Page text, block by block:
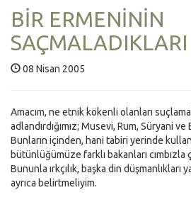
BİR ERMENİNİN
SAÇMALADIKLARI
08 Nisan 2005
Amacım, ne etnik kökenli olanları
adlandırdığımız; Musevi, Rum, Süryani
Bunların içinden, hani tabiri yerinde
bütünlüğümüze farklı bakanları cımbızla
Bununla ırkçılık, başka din düşmanlıkları
ayrıca belirtmeliyim.